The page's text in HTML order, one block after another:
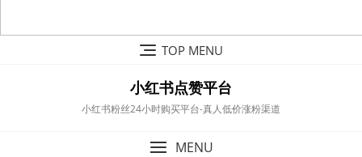
TOP MENU
小红书点赞平台
小红书粉丝24小时购买平台-真人低价涨粉渠道
MENU